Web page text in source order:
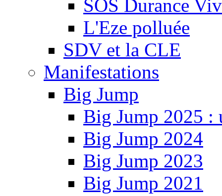
SOS Durance
L'Eze polluée
SDV et la CLE
Manifestations
Big Jump
Big Jump 2025 :
Big Jump 2024
Big Jump 2023
Big Jump 2021